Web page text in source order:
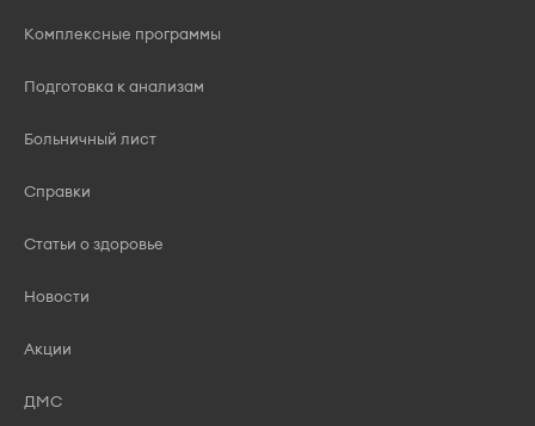
Комплексные программы
Подготовка к анализам
Больничный лист
Справки
Статьи о здоровье
Новости
Акции
ДМС